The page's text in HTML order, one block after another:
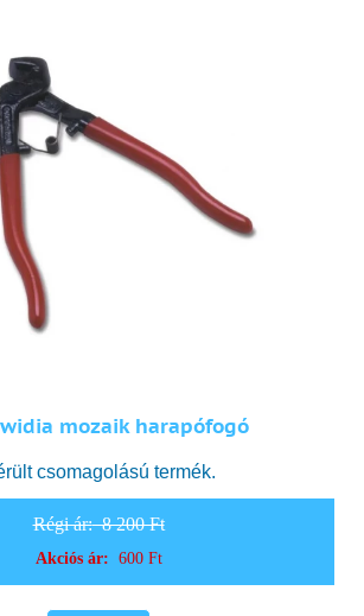
mozaik harapófogó
csomagolású termék.
Régi ár:8 200 Ft
Akciós ár: 600 Ft